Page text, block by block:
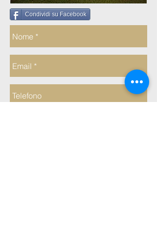
Condividi su Facebook